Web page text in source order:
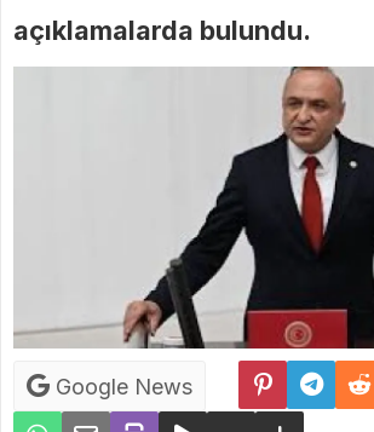
açıklamalarda bulundu.
Google News